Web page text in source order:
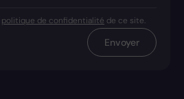
politique de confidentialité de ce site.
Envoyer